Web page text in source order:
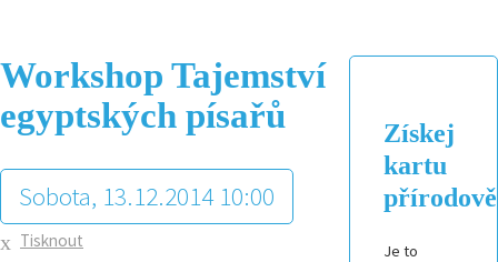
Workshop Tajemství
egyptských písařů
Sobota, 13.12.2014 10:00
Tisknout
Získej
kartu
Je to